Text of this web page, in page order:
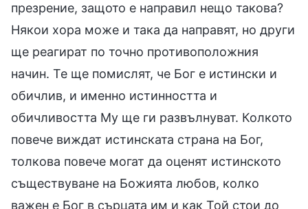
презрение, защото е направил нещо такова?
Някои хора може и така да направят, но други
ще реагират по точно противоположния
начин. Те ще помислят, че Бог е истински и
обичлив, и именно истинността и
обичливостта Му ще ги развълнуват. Колкото
повече виждат истинската страна на Бог,
толкова повече могат да оценят истинското
съществуване на Божията любов, колко
важен е Бог в сърцата им и как Той стои до